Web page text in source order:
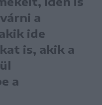
a
ide
is, akik a
a